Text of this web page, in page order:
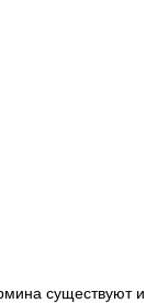
существуют и